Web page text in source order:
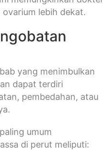
lebih dekat.
yang menimbulkan
dapat terdiri
pembedahan, atau
umum
di perut meliputi: